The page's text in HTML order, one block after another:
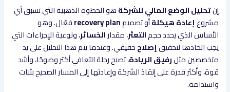
إنتحليل الوضع المالي للشركةهو الخطوة الذهبية التي تسبق أي
مشروعإعادة هيكلةأو تصميمrecovery planفعّال. وهو
الأساس الذي يحدد حجمالتعثر، مقدارالخسائر، ونوعية الإجراءات التي
يجب اتخاذها لتحقيقإصلاححقيقي. وعندما يتم هذا التحليل على يد
متخصصين مثلرفيق الريادة، تصبح رحلة التعافي أكثر وضوحًا، وأشد
قوة، وأكثر قدرة على إنقاذ الشركة وإعادتها إلى المسار الصحيح بثبات
واستدامة.